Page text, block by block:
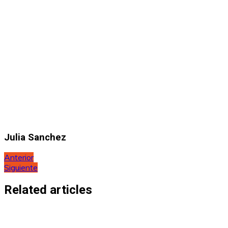
Julia Sanchez
Navegación
de
entradas
Anterior
Siguiente
Related articles